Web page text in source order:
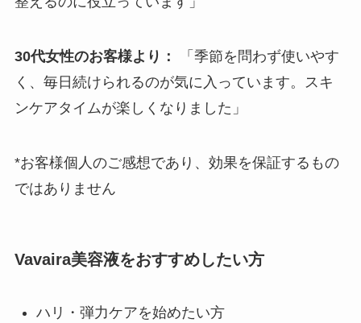
30代女性のお客様より：
「季節を問わず使いやす
く、毎日続けられるのが気に入っています。スキ
ンケアタイムが楽しくなりました」
*お客様個人のご感想であり、効果を保証するもの
ではありません
Vavaira美容液をおすすめしたい方
ハリ・弾力ケアを始めたい方